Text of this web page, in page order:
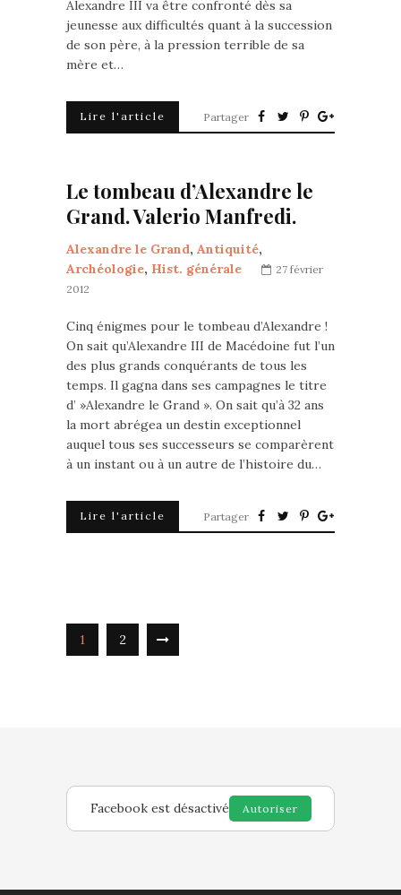
Alexandre III va être confronté dès sa
jeunesse aux difficultés quant à la succession
de son père, à la pression terrible de sa
mère et…
Lire l'article Partager
Le tombeau d’Alexandre le
Grand. Valerio Manfredi.
Alexandre le Grand, Antiquité,
Archéologie, Hist. générale
27 février
2012
Cinq énigmes pour le tombeau d’Alexandre !
On sait qu’Alexandre III de Macédoine fut l’un
des plus grands conquérants de tous les
temps. Il gagna dans ses campagnes le titre
d’ »Alexandre le Grand ». On sait qu’à 32 ans
la mort abrégea un destin exceptionnel
auquel tous ses successeurs se comparèrent
à un instant ou à un autre de l’histoire du…
Lire l'article Partager
1 2
Facebook est désactivé Autoriser